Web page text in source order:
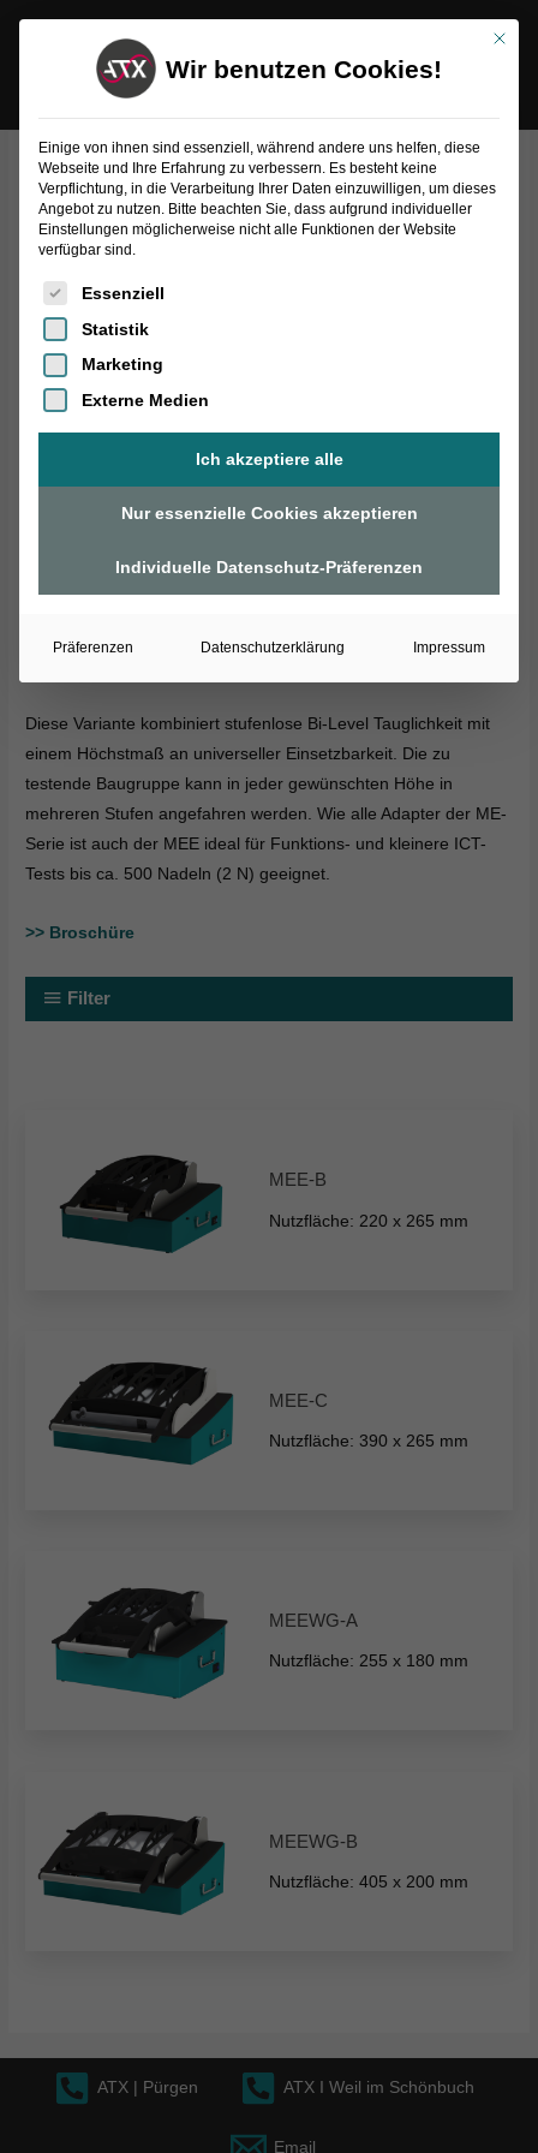
MEE-Serie |
Mechanisch, elektrisch
TESTEN MIT ELEKTRISCHEM ANTRIEB
Unser elektromechanischer Handprüfplatz verbindet große
Kraftentfaltung mit höchster Präzision und Flexibilität. Sie
benötigen keine Druckluft und profitieren ebenso von den
mechanischen Handprüfplatzes ME. Ihr Bedienpersonal freut
Diese Variante kombiniert stufenlose Bi-Level Tauglichkeit mit
einem Höchstmaß an universeller Einsetzbarkeit. Die zu
testende Baugruppe kann in jeder gewünschten Höhe in
mehreren Stufen angefahren werden. Wie alle Adapter der ME-
Serie ist auch der MEE ideal für Funktions- und kleinere ICT-
Tests bis ca. 500 Nadeln (2 N) geeignet.
>> Broschüre
Filter
MEE-B
Nutzfläche: 220 x 265 mm
MEE-C
Nutzfläche: 390 x 265 mm
MEEWG-A
Nutzfläche: 255 x 180 mm
MEEWG-B
Nutzfläche: 405 x 200 mm
ATX | Pürgen ATX I Weil im Schönbuch
Email
Mit
Wir benutzen Cookies!
Einige von ihnen sind essenziell, während andere uns helfen, diese
Webseite und Ihre Erfahrung zu verbessern. Es besteht keine
Verpflichtung, in die Verarbeitung Ihrer Daten einzuwilligen, um dieses
Angebot zu nutzen. Bitte beachten Sie, dass aufgrund individueller
Einstellungen möglicherweise nicht alle Funktionen der Website
verfügbar sind.
Es folgt eine Liste der Service-Gruppen, für die eine
Essenziell
Statistik
Marketing
Externe Medien
Ich akzeptiere alle
Nur essenzielle Cookies akzeptieren
Individuelle Datenschutz-Präferenzen
Präferenzen Datenschutzerklärung Impressum